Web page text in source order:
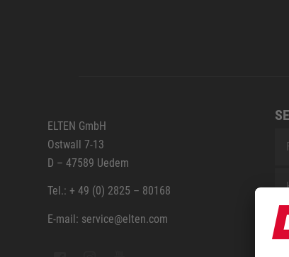
ELTEN GmbH
Ostwall 7-13
D – 47589 Uedem
Tel.: + 49 (0) 2825 – 80168
E-mail: service@elten.com